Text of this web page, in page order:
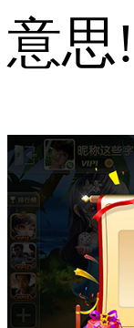
意思!